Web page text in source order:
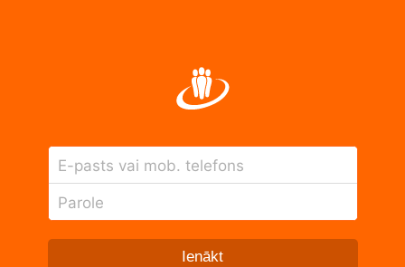
E-pasts vai mob. telefons
Parole
Ienākt